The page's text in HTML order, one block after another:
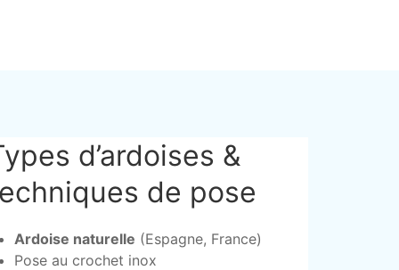
d’ardoises &
de pose
Ardoise naturelle (Espagne, France)
Pose au crochet inox